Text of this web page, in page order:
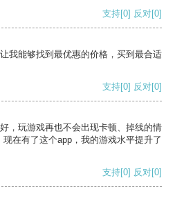
支持[0] 反对[0]
我能够找到最优惠的价格，买到最合适
支持[0] 反对[0]
，玩游戏再也不会出现卡顿、掉线的情
在有了这个app，我的游戏水平提升了
支持[0] 反对[0]